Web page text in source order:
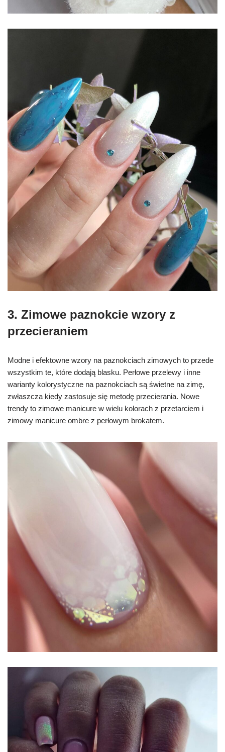
3. Zimowe paznokcie wzory z
przecieraniem
Modne i efektowne wzory na paznokciach zimowych to przede
wszystkim te, które dodają blasku. Perłowe przelewy i inne
warianty kolorystyczne na paznokciach są świetne na zimę,
zwłaszcza kiedy zastosuje się metodę przecierania. Nowe
trendy to zimowe manicure w wielu kolorach z przetarciem i
zimowy manicure ombre z perłowym brokatem.